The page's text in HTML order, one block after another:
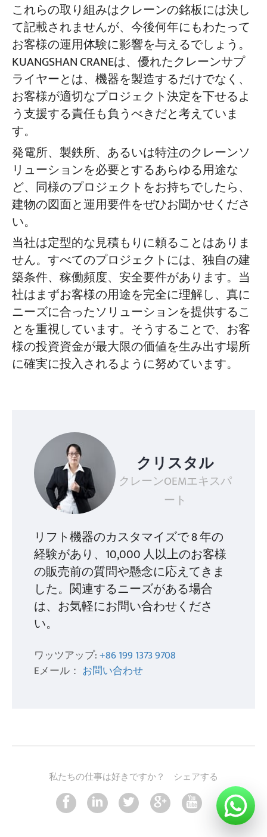
これらの取り組みはクレーンの銘板には決し
て記載されませんが、今後何年にもわたって
お客様の運用体験に影響を与えるでしょう。
KUANGSHAN CRANEは、優れたクレーンサプ
ライヤーとは、機器を製造するだけでなく、
お客様が適切なプロジェクト決定を下せるよ
う支援する責任も負うべきだと考えていま
す。
発電所、製鉄所、あるいは特注のクレーンソ
リューションを必要とするあらゆる用途な
ど、同様のプロジェクトをお持ちでしたら、
建物の図面と運用要件をぜひお聞かせくださ
い。
当社は定型的な見積もりに頼ることはありま
せん。すべてのプロジェクトには、独自の建
築条件、稼働頻度、安全要件があります。当
社はまずお客様の用途を完全に理解し、真に
ニーズに合ったソリューションを提供するこ
とを重視しています。そうすることで、お客
様の投資資金が最大限の価値を生み出す場所
に確実に投入されるように努めています。
クリスタル
クレーンOEMエキスパ
ート
リフト機器のカスタマイズで 8 年の
経験があり、10,000 人以上のお客様
の販売前の質問や懸念に応えてきま
した。関連するニーズがある場合
は、お気軽にお問い合わせくださ
い。
ワッツアップ:+86 199 1373 9708
Eメール： お問い合わせ
私たちの仕事は好きですか？ シェアする